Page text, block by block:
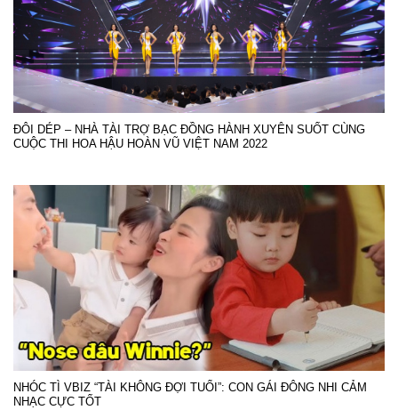
ĐÔI DÉP – NHÀ TÀI TRỢ BẠC ĐỒNG HÀNH XUYÊN SUỐT CÙNG
CUỘC THI HOA HẬU HOÀN VŨ VIỆT NAM 2022
NHÓC TÌ VBIZ “TÀI KHÔNG ĐỢI TUỔI”: CON GÁI ĐÔNG NHI CẢM
NHẠC CỰC TỐT